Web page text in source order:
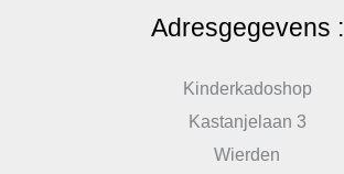
Adresgegevens :
Kinderkadoshop
Kastanjelaan 3
Wierden